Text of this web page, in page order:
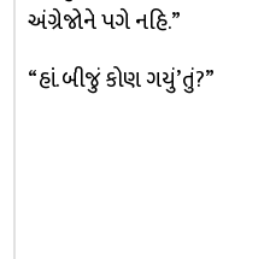
અંગ્રેજોને પગે નહિ.”
“હાં. બીજું કોણ ગયું’તું?”